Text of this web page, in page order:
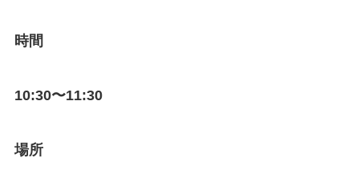
時間
10:30〜11:30
場所